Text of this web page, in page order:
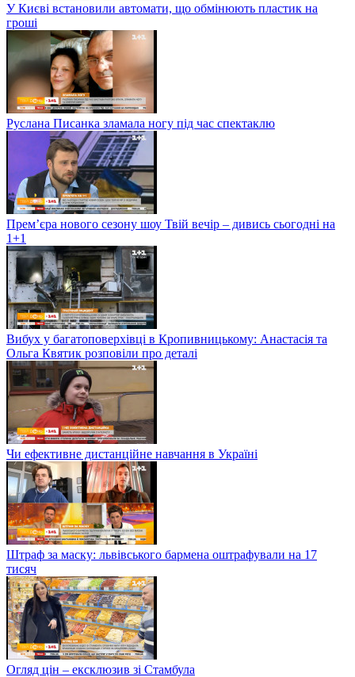
У Києві встановили автомати, що обмінюють пластик на
гроші
Руслана Писанка зламала ногу під час спектаклю
Прем’єра нового сезону шоу Твій вечір – дивись сьогодні на
1+1
Вибух у багатоповерхівці в Кропивницькому: Анастасія та
Ольга Квятик розповіли про деталі
Чи ефективне дистанційне навчання в Україні
Штраф за маску: львівського бармена оштрафували на 17
тисяч
Огляд цін – ексклюзив зі Стамбула